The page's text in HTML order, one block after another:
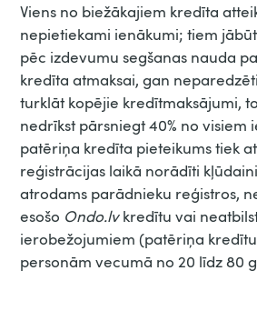
Viens no biežākajiem kredīta
nepietiekami ienākumi; tiem
pēc izdevumu segšanas nauda
kredīta atmaksai, gan
turklāt kopējie kredītmaksājumi,
nedrīkst pārsniegt 40% no visiem
patēriņa kredīta pieteikums tiek
reģistrācijas laikā norādīti
atrodams parādnieku reģistros,
esošo Ondo.lvkredītu vai
ierobežojumiem (patēriņa
personām vecumā no 20 līdz 80